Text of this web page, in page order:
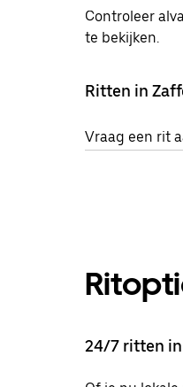
Controleer
te bekijken.
Ritten in
Vraag een rit
24/7 ritten